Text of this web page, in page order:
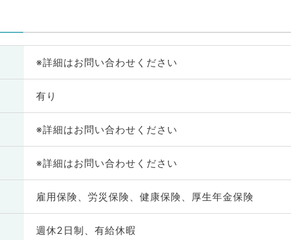
※詳細はお問い合わせください
有り
※詳細はお問い合わせください
※詳細はお問い合わせください
雇用保険、労災保険、健康保険、厚生年金保険
週休2日制、有給休暇